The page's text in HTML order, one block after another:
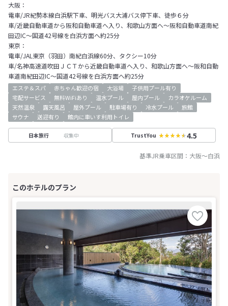
大阪：
電車/JR紀勢本線白浜駅下車、明光バス大浦バス停下車、徒歩６分
車/近畿自動車道から阪和自動車道へ入り、和歌山方面へ～阪和自動車道南紀
田辺IC～国道42号線を白浜方面へ約25分
東京：
電車/JAL東京（羽田）南紀白浜線60分、タクシー10分
車/名神高速道吹田ＪＣＴから近畿自動車道へ入り、和歌山方面へ～阪和自動
車道南紀田辺IC～国道42号線を白浜方面へ約25分
エステ＆スパ 赤ちゃん歓迎の宿 大浴場
子供用プール有り
宅配サービス
無料WiFiあり 温水プール 屋内プール
カラオケルーム
天然温泉
露天風呂 屋外プール 駐車場有り 冷水プール
旅館
サウナ
送迎有り 館内に車いす利用トイレ
日本旅行 収集中 TrustYou 4.5
基準JR乗車区間： 大阪～白浜